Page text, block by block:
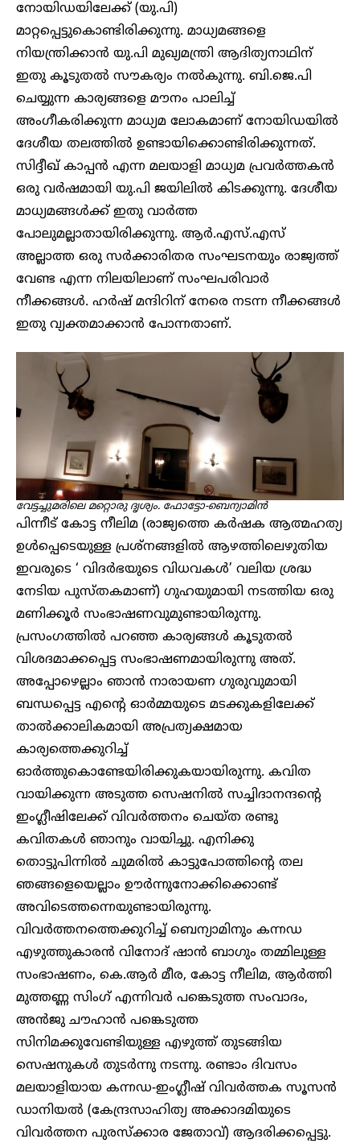
നോയിഡയിലേക്ക് (യു.പി)
മാറ്റപ്പെട്ടുകൊണ്ടിരിക്കുന്നു. മാധ്യമങ്ങളെ
നിയന്ത്രിക്കാന്‍ യു.പി മുഖ്യമന്ത്രി ആദിത്യനാഥിന്
ഇതു കൂടുതല്‍ സൗകര്യം നല്‍കുന്നു. ബി.ജെ.പി
ചെയ്യുന്ന കാര്യങ്ങളെ മൗനം പാലിച്ച്
അംഗീകരിക്കുന്ന മാധ്യമ ലോകമാണ് നോയിഡയില്‍
ദേശീയ തലത്തില്‍ ഉണ്ടായിക്കൊണ്ടിരിക്കുന്നത്.
സിദ്ദീഖ് കാപ്പന്‍ എന്ന മലയാളി മാധ്യമ പ്രവര്‍ത്തകന്‍
ഒരു വര്‍ഷമായി യു.പി ജയിലില്‍ കിടക്കുന്നു. ദേശീയ
മാധ്യമങ്ങള്‍ക്ക് ഇതു വാര്‍ത്ത
പോലുമല്ലാതായിരിക്കുന്നു. ആര്‍.എസ്.എസ്
അല്ലാത്ത ഒരു സര്‍ക്കാരിതര സംഘടനയും രാജ്യത്ത്
വേണ്ട എന്ന നിലയിലാണ് സംഘപരിവാര്‍
നീക്കങ്ങള്‍. ഹര്‍ഷ് മന്ദിറിന് നേരെ നടന്ന നീക്കങ്ങള്‍
ഇതു വ്യക്തമാക്കാന്‍ പോന്നതാണ്.
വേട്ടച്ചുമരിലെ മറ്റൊരു ദൃശ്യം. ഫോട്ടോ-ബെന്യാമിന്‍
പിന്നീട് കോട്ട നീലിമ (രാജ്യത്തെ കര്‍ഷക ആത്മഹത്യ
ഉള്‍പ്പെടെയുള്ള പ്രശ്നങ്ങളില്‍ ആഴത്തിലെഴുതിയ
ഇവരുടെ ‘ വിദര്‍ഭയുടെ വിധവകള്‍’ വലിയ ശ്രദ്ധ
നേടിയ പുസ്തകമാണ്) ഗുഹയുമായി നടത്തിയ ഒരു
മണിക്കൂര്‍ സംഭാഷണവുമുണ്ടായിരുന്നു.
പ്രസംഗത്തില്‍ പറഞ്ഞ കാര്യങ്ങള്‍ കൂടുതല്‍
വിശദമാക്കപ്പെട്ട സംഭാഷണമായിരുന്നു അത്.
അപ്പോഴെല്ലാം ഞാന്‍ നാരായണ ഗുരുവുമായി
ബന്ധപ്പെട്ട എന്റെ ഓര്‍മ്മയുടെ മടക്കുകളിലേക്ക്
താല്‍ക്കാലികമായി അപ്രത്യക്ഷമായ
കാര്യത്തെക്കുറിച്ച്
ഓര്‍ത്തുകൊണ്ടേയിരിക്കുകയായിരുന്നു. കവിത
വായിക്കുന്ന അടുത്ത സെഷനില്‍ സച്ചിദാനന്ദന്റെ
ഇംഗ്ലീഷിലേക്ക് വിവര്‍ത്തനം ചെയ്ത രണ്ടു
കവിതകള്‍ ഞാനും വായിച്ചു. എനിക്കു
തൊട്ടുപിന്നില്‍ ചുമരില്‍ കാട്ടുപോത്തിന്റെ തല
ഞങ്ങളെയെല്ലാം ഊർന്നുനോക്കിക്കൊണ്ട്
അവിടെത്തന്നെയുണ്ടായിരുന്നു.
വിവര്‍ത്തനത്തെക്കുറിച്ച് ബെന്യാമിനും കന്നഡ
എഴുത്തുകാരന്‍ വിനോദ് ഷാന്‍ ബാഗും തമ്മിലുള്ള
സംഭാഷണം, കെ.ആര്‍ മീര, കോട്ട നീലിമ, ആര്‍ത്തി
മുത്തണ്ണ സിംഗ് എന്നിവര്‍ പങ്കെടുത്ത സംവാദം,
അന്‍ജു ചൗഹാന്‍ പങ്കെടുത്ത
സിനിമക്കുവേണ്ടിയുള്ള എഴുത്ത് തുടങ്ങിയ
സെഷനുകള്‍ തുടർന്നു നടന്നു. രണ്ടാം ദിവസം
മലയാളിയായ കന്നഡ-ഇംഗ്ലീഷ് വിവര്‍ത്തക സൂസന്‍
ഡാനിയല്‍ (കേന്ദ്രസാഹിത്യ അക്കാദമിയുടെ
വിവര്‍ത്തന പുരസ്‌ക്കാര ജേതാവ്) ആദരിക്കപ്പെട്ടു.